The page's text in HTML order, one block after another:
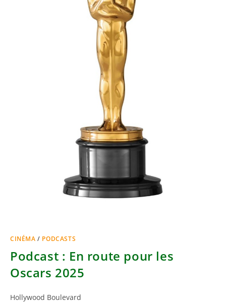
CINÉMA / PODCASTS
Podcast : En route pour les
Oscars 2025
Hollywood Boulevard